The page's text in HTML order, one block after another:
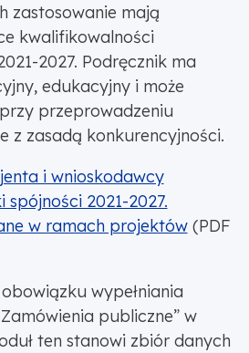
zastosowanie mają
kwalifikowalności
2027. Podręcznik ma
edukacyjny i może
przeprowadzeniu
z zasadą konkurencyjności.
i wnioskodawcy
2021-2027.
w ramach projektów(PDF
wypełniania
publiczne” w
ten stanowi zbiór danych